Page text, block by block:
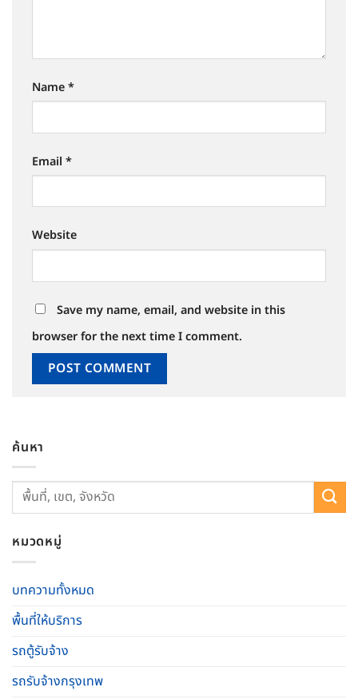
Name*
Email *
Website
Save my name, email, and website in this
browser for the next time I comment.
ค้นหา
หมวดหมู่
บทความทั้งหมด
พื้นที่ให้บริการ
รถตู้รับจ้าง
รถรับจ้างกรุงเทพ